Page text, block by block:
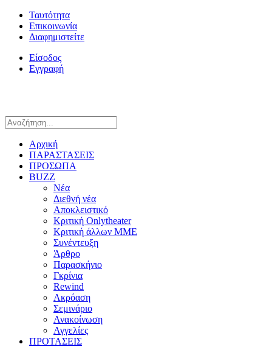
Ταυτότητα
Επικοινωνία
Διαφημιστείτε
Είσοδος
Εγγραφή
Αρχική
ΠΑΡΑΣΤΑΣΕΙΣ
ΠΡΟΣΩΠΑ
BUZZ
Νέα
Διεθνή νέα
Αποκλειστικό
Κριτική Onlytheater
Κριτική άλλων ΜΜΕ
Συνέντευξη
Άρθρο
Παρασκήνιο
Γκρίνια
Rewind
Ακρόαση
Σεμινάριο
Ανακοίνωση
Αγγελίες
ΠΡΟΤΑΣΕΙΣ